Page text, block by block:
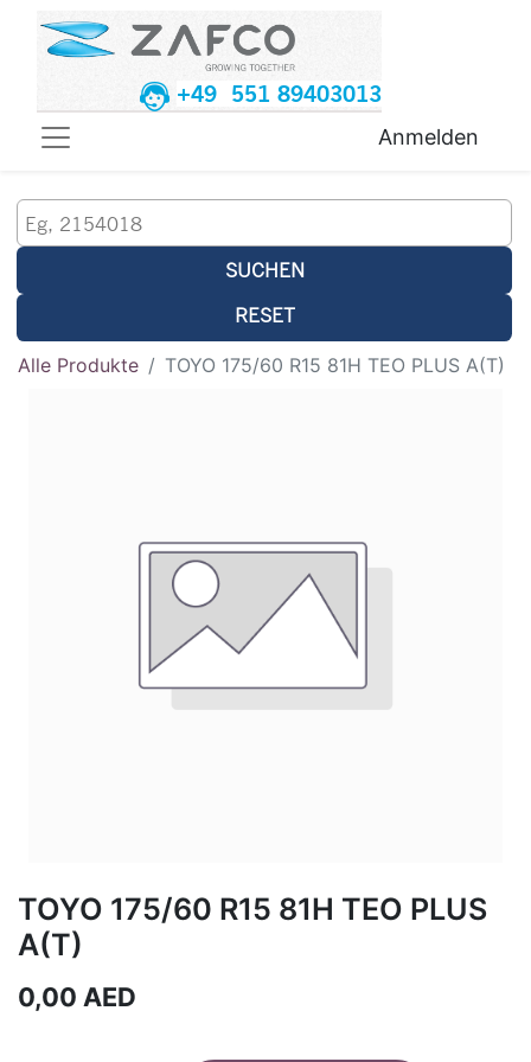
+49 551 89403013
Anmelden
SUCHEN
RESET
Alle Produkte TOYO 175/60 R15 81H TEO PLUS A(T)
TOYO 175/60 R15 81H TEO PLUS
A(T)
0,00 AED